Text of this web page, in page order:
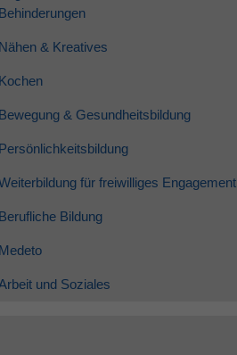
Behinderungen
Nähen & Kreatives
Kochen
Bewegung & Gesundheitsbildung
Persönlichkeitsbildung
für freiwilliges Engagement
Berufliche Bildung
Medeto
und Soziales